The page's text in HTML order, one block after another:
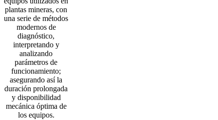
plantas mineras, con
una serie de métodos
modernos de
diagnóstico,
interpretando y
analizando
parámetros de
funcionamiento;
asegurando así la
duración prolongada
y disponibilidad
mecánica óptima de
los equipos.